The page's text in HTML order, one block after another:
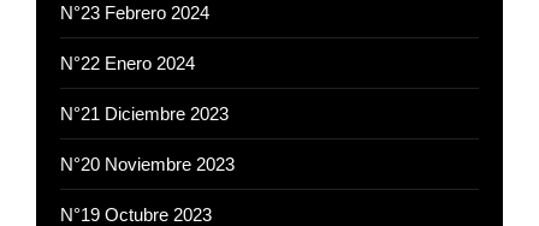
N°23 Febrero 2024
N°22 Enero 2024
N°21 Diciembre 2023
N°20 Noviembre 2023
N°19 Octubre 2023